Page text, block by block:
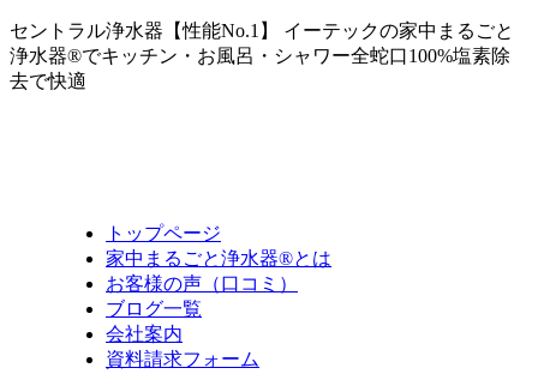
セントラル浄水器【性能No.1】 イーテックの家中まるごと
浄水器®でキッチン・お風呂・シャワー全蛇口100%塩素除
去で快適
トップページ
家中まるごと浄水器®とは
お客様の声（口コミ）
ブログ一覧
会社案内
資料請求フォーム